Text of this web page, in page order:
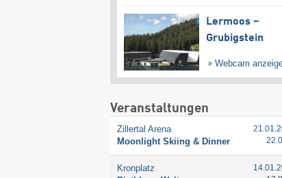
Lermoos –
Grubigstein
Webcam
Veranstaltungen
Zillertal Arena
Moonlight Skiing & Dinner
Kronplatz